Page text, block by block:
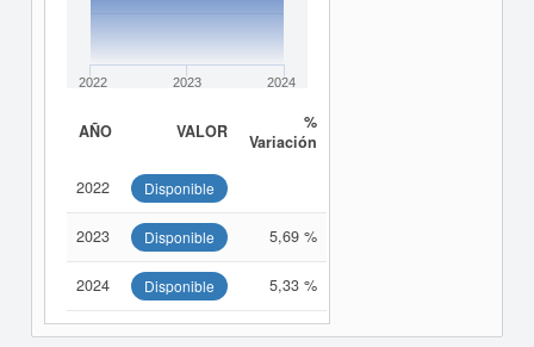
2022 2023 2024
AÑO VALOR
%
Variación
2022 Disponible
2023 Disponible 5,69 %
2024 Disponible 5,33 %